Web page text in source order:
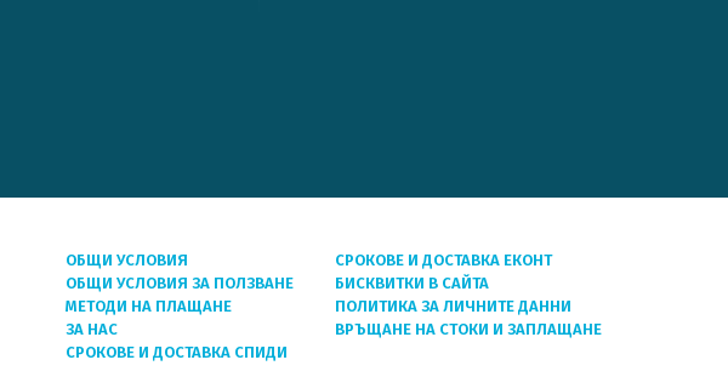
ОБЩИ УСЛОВИЯ
ОБЩИ УСЛОВИЯ ЗА ПОЛЗВАНЕ
МЕТОДИ НА ПЛАЩАНЕ
ЗА НАС
СРОКОВЕ И ДОСТАВКА СПИДИ
СРОКОВЕ И ДОСТАВКА ЕКОНТ
БИСКВИТКИ В САЙТА
ПОЛИТИКА ЗА ЛИЧНИТЕ ДАННИ
ВРЪЩАНЕ НА СТОКИ И ЗАПЛАЩАНЕ